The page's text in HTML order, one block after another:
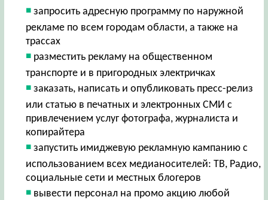
запросить адресную программу по наружной
рекламе по всем городам области, а также на
трассах
разместить рекламу на общественном
транспорте и в пригородных электричках
заказать, написать и опубликовать пресс-релиз
или статью в печатных и электронных СМИ с
привлечением услуг фотографа, журналиста и
копирайтера
запустить имиджевую рекламную кампанию с
использованием всех медианосителей: ТВ, Радио,
социальные сети и местных блогеров
вывести персонал на промо акцию любой